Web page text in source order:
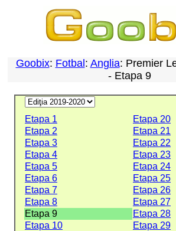
Goobix: Fotbal : Anglia: Premier
- Etapa 9
Etapa 1
Etapa 20
Etapa 2
Etapa 21
Etapa 3
Etapa 22
Etapa 4
Etapa 23
Etapa 5
Etapa 24
Etapa 6
Etapa 25
Etapa 7
Etapa 26
Etapa 8
Etapa 27
Etapa 9
Etapa 28
Etapa 10
Etapa 29